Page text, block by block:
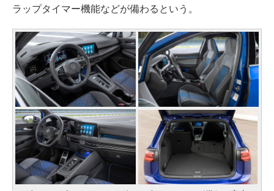
ラップタイマー機能などが備わるという。